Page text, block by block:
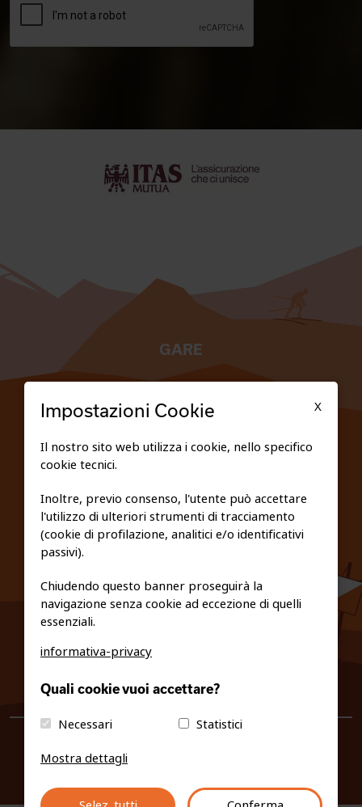
GARE
PRIVACY E COOKIE POLICY
info@fiso.it|fiso@pec-mail.eu
X
Impostazioni Cookie
Il nostro sito web utilizza i cookie, nello specifico
cookie tecnici.
Inoltre, previo consenso, l'utente può accettare
l'utilizzo di ulteriori strumenti di tracciamento
(cookie di profilazione, analitici e/o identificativi
passivi).
Chiudendo questo banner proseguirà la
navigazione senza cookie ad eccezione di quelli
essenziali.
informativa-privacy
Quali cookie vuoi accettare?
Necessari
Statistici
Mostra dettagli